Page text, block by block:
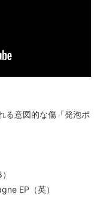
る意図的な傷「発泡ポ
EP（英）